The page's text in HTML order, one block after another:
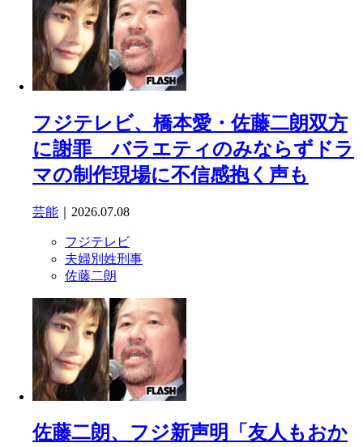
フジテレビ、橋本愛・佐藤二朗双方
に謝罪 バラエティのみならずドラ
マの制作現場に不信感抱く声も
芸能 ｜2026.07.08
フジテレビ
夫婦別姓刑事
佐藤二朗
佐藤二朗、フジ新声明「友人もおか